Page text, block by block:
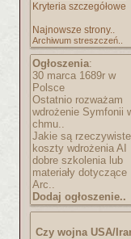
Kryteria szczegółowe
Najnowsze strony..
Archiwum streszczeń..
Ogłoszenia:
30 marca 1689r w
Polsce
Ostatnio rozważam
wdrożenie Symfonii
chmu..
Jakie są rzeczywiste
koszty wdrożenia AI
dobre szkolenia lub
materiały dotyczące
Arc..
Dodaj ogłoszenie..
Czy wojna USA/